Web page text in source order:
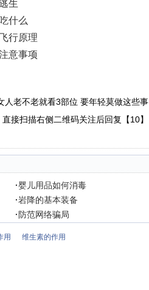
生
什么
行原理
意事项
人老不老就看3部位 要年轻莫做这些事
直接扫描右侧二维码关注后回复【10】
·婴儿用品如何消毒
·岩降的基本装备
·防范网络骗局
用 维生素的作用